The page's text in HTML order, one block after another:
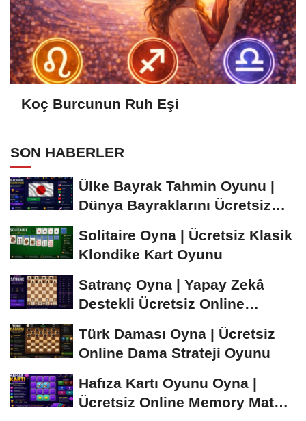
Koç Burcunun Ruh Eşi
SON HABERLER
Ülke Bayrak Tahmin Oyunu |
Dünya Bayraklarını Ücretsiz
Solitaire Oyna | Ücretsiz Klasik
Klondike Kart Oyunu
Satranç Oyna | Yapay Zekâ
Destekli Ücretsiz Online
Türk Daması Oyna | Ücretsiz
Online Dama Strateji Oyunu
Hafıza Kartı Oyunu Oyna |
Ücretsiz Online Memory Match